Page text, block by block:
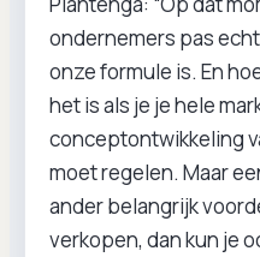
ondernemers pas
onze formule is. En
het is als je je hele
conceptontwikkeling
moet regelen. Maar
ander belangrijk
verkopen, dan kun je